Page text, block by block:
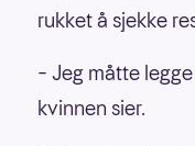
rukket å sjekke
– Jeg måtte
kvinnen sier.